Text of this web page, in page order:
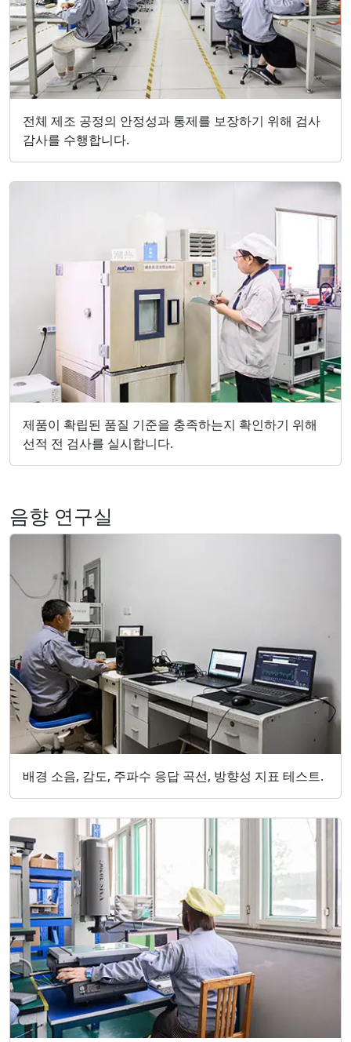
전체 제조 공정의 안정성과 통제를 보장하기 위해 검사
감사를 수행합니다.
제품이 확립된 품질 기준을 충족하는지 확인하기 위해
선적 전 검사를 실시합니다.
음향 연구실
배경 소음, 감도, 주파수 응답 곡선, 방향성 지표 테스트.